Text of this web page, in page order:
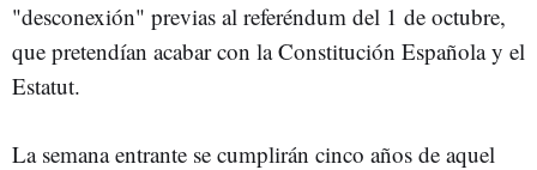
"desconexión" previas al referéndum del 1 de octubre,
que pretendían acabar con la Constitución Española y el
Estatut.
La semana entrante se cumplirán cinco años de aquel